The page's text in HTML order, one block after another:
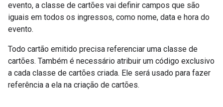
evento, a classe de cartões vai definir campos que são
iguais em todos os ingressos, como nome, data e hora do
evento.
Todo cartão emitido precisa referenciar uma classe de
cartões. Também é necessário atribuir um código exclusivo
a cada classe de cartões criada. Ele será usado para fazer
referência a ela na criação de cartões.